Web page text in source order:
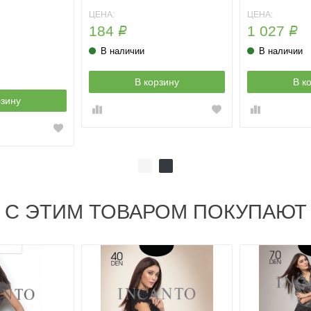
ЦЕНА:
184 Р
В наличии
В корзину
ЦЕНА:
1 027 Р
В наличии
В
С ЭТИМ ТОВАРОМ ПОКУПАЮТ